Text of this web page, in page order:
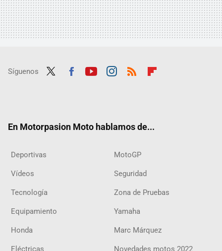
Síguenos
En Motorpasion Moto hablamos de...
Deportivas MotoGP
Vídeos Seguridad
Tecnología Zona de Pruebas
Equipamiento Yamaha
Honda Marc Márquez
Eléctricas Novedades motos 2022